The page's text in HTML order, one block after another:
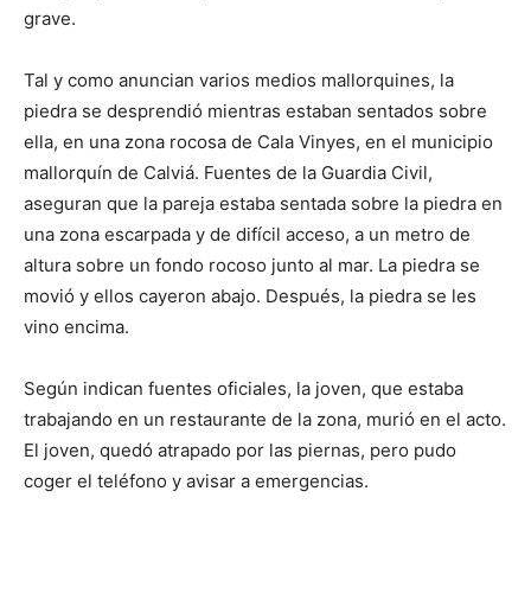
grave.
Tal y como anuncian varios medios mallorquines, la
piedra se desprendió mientras estaban sentados sobre
ella, en una zona rocosa de Cala Vinyes, en el municipio
mallorquín de Calviá. Fuentes de la Guardia Civil,
aseguran que la pareja estaba sentada sobre la piedra en
una zona escarpada y de difícil acceso, a un metro de
altura sobre un fondo rocoso junto al mar. La piedra se
movió y ellos cayeron abajo. Después, la piedra se les
vino encima.
Según indican fuentes oficiales, la joven, que estaba
trabajando en un restaurante de la zona, murió en el acto.
El joven, quedó atrapado por las piernas, pero pudo
coger el teléfono y avisar a emergencias.